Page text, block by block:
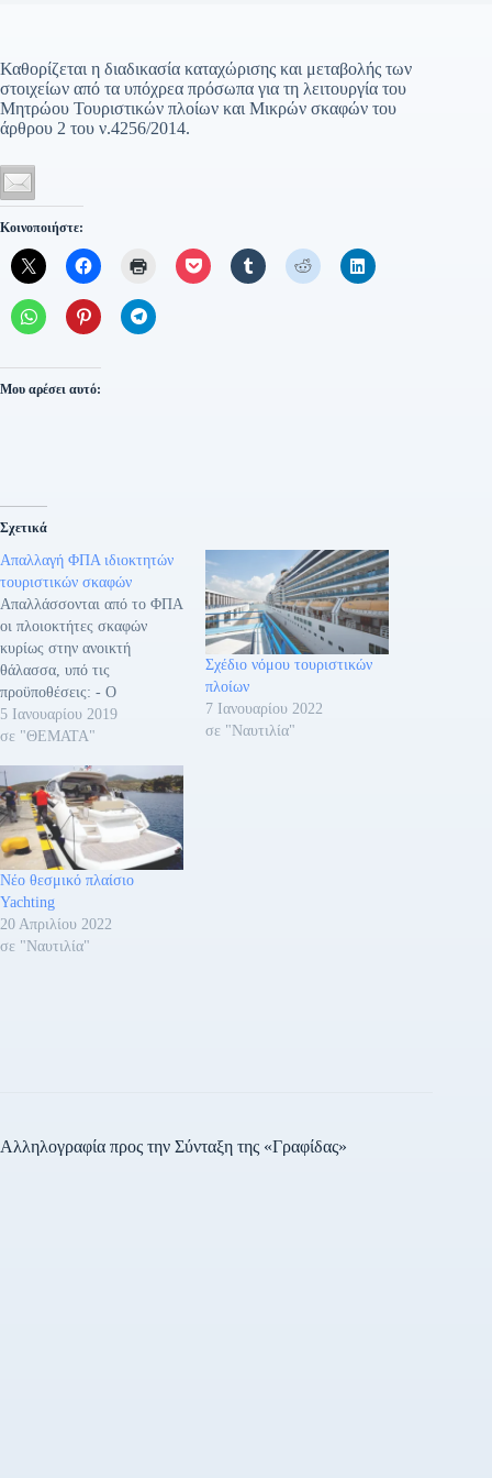
Καθορίζεται η διαδικασία καταχώρισης και μεταβολής των
στοιχείων από τα υπόχρεα πρόσωπα για τη λειτουργία του
Μητρώου Τουριστικών πλοίων και Μικρών σκαφών του
άρθρου 2 του ν.4256/2014.
Κοινοποιήστε:
Μου αρέσει αυτό:
Σχετικά
Απαλλαγή ΦΠΑ ιδιοκτητών
τουριστικών σκαφών
Απαλλάσσονται από το ΦΠΑ
οι πλοιοκτήτες σκαφών
κυρίως στην ανοικτή
θάλασσα, υπό τις
προϋποθέσεις: - Ο
προκαθορισμένος πλους
εσωτερικού που η
μεταξύ του λιμένα
αναχώρησης και του λιμένα
άφιξης, ή μεταξύ δύο
λιμένων στην περίπτωση που
μεσολαβούν ενδιάμεσοι
λιμένες, να είναι μεγαλύτερη
των 12 μιλίων. -Στην
περίπτωση
δρομολογημένων…
5 Ιανουαρίου 2019
σε "ΘΕΜΑΤΑ"
Σχέδιο νόμου τουριστικών
πλοίων
7 Ιανουαρίου 2022
σε "Ναυτιλία"
Νέο θεσμικό πλαίσιο
Yachting
20 Απριλίου 2022
σε "Ναυτιλία"
Αλληλογραφία προς την Σύνταξη της «Γραφίδας»